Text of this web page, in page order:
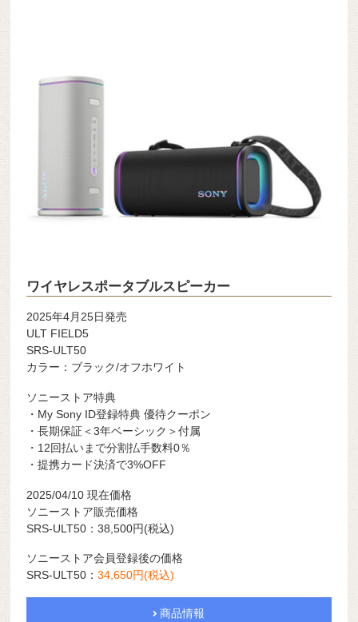
ワイヤレスポータブルスピーカー
2025年4月25日発売
ULT FIELD5
SRS-ULT50
カラー：ブラック/オフホワイト
ソニーストア特典
・My Sony ID登録特典 優待クーポン
・長期保証＜3年ベーシック＞付属
・12回払いまで分割払手数料0％
・提携カード決済で3%OFF
2025/04/10 現在価格
ソニーストア販売価格
SRS-ULT50：38,500円(税込)
ソニーストア会員登録後の価格
SRS-ULT50：34,650円(税込)
商品情報